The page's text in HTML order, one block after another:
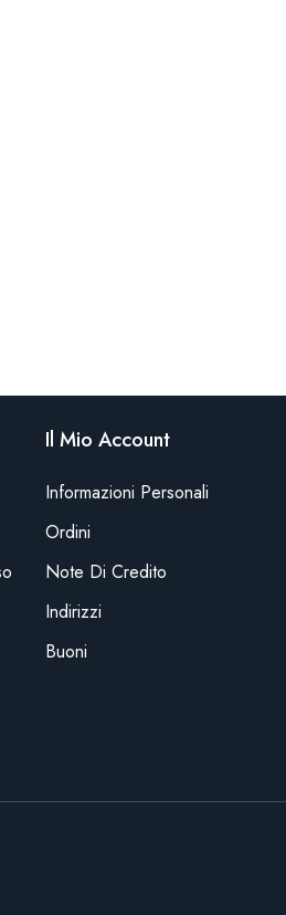
Il Mio Account
Informazioni Personali
Ordini
Note Di Credito
Indirizzi
Buoni